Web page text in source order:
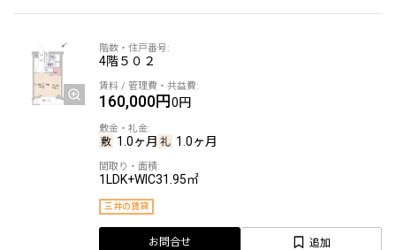
4階５０２
160,000円0円
1.0ヶ月 1.0ヶ月
1LDK+WIC31.95㎡
三井の賃貸
お問合せ 追加